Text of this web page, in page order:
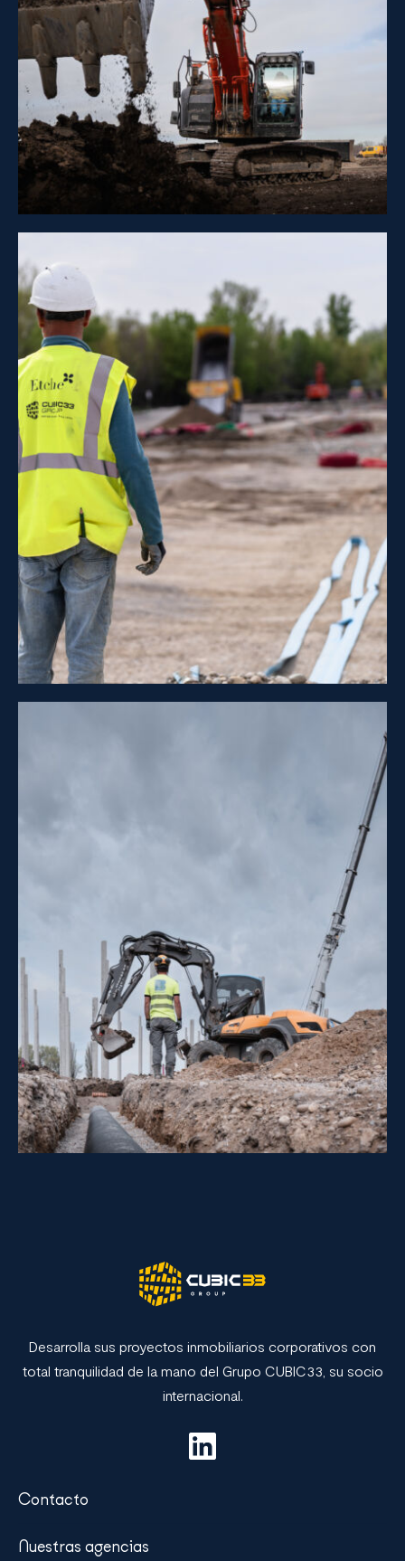
Desarrolla sus proyectos inmobiliarios corporativos con
total tranquilidad de la mano del Grupo CUBIC33, su socio
internacional.
Contacto
Nuestras agencias